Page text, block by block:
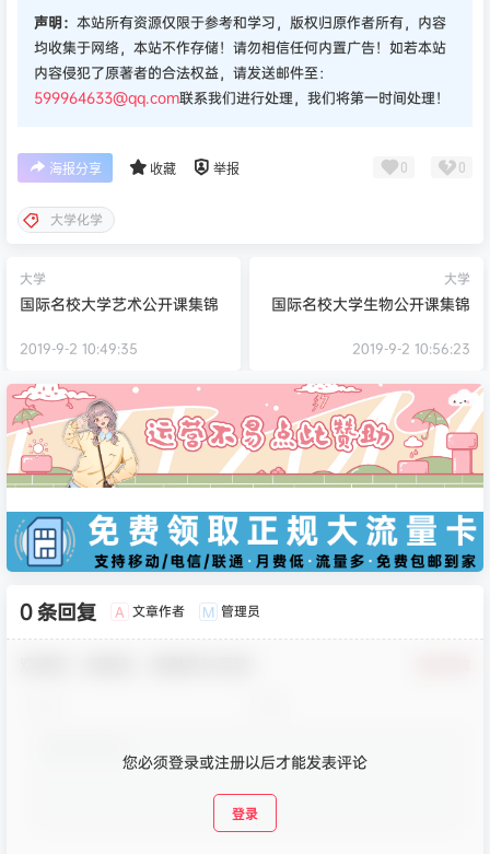
声明： 本站所有资源仅限于参考和学习，版权归原作者所有，内容
均收集于网络，本站不作存储！请勿相信任何内置广告！如若本站
内容侵犯了原著者的合法权益，请发送邮件至：
599964633@qq.com联系我们进行处理，我们将第一时间处理！
海报分享 收藏 举报 0 0
大学化学
大学
国际名校大学艺术公开课集锦
2019-9-2 10:49:35
大学
国际名校大学生物公开课集锦
2019-9-2 10:56:23
0 条回复 A 文章作者 M 管理员
您必须登录或注册以后才能发表评论
登录